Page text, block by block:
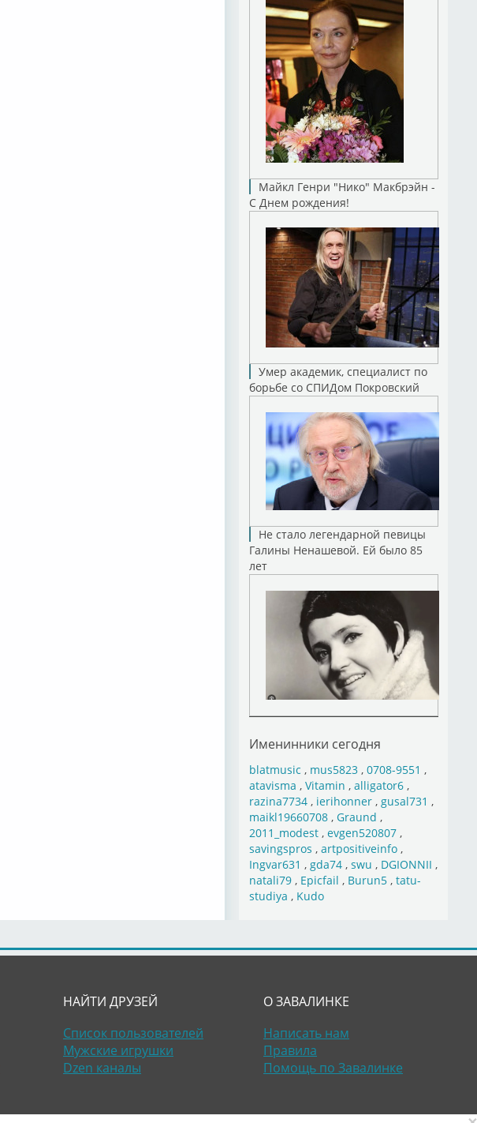
Майкл Генри "Нико" Макбрэйн -
С Днем рождения!
Умер академик, специалист по
борьбе со СПИДом Покровский
Не стало легендарной певицы
Галины Ненашевой. Ей было 85
лет
Именинники сегодня
blatmusic , mus5823, 0708-9551 ,
atavisma , Vitamin , alligator6,
razina7734, ierihonner, gusal731 ,
maikl19660708, Graund ,
2011_modest, evgen520807,
savingspros , artpositiveinfo,
Ingvar631 , gda74, swu , DGIONNII ,
natali79, Epicfail , Burun5, tatu-
studiya , Kudo
НАЙТИ ДРУЗЕЙ
Список пользователей
Мужские игрушки
Dzen каналы
О ЗАВАЛИНКЕ
Написать нам
Правила
Помощь по Завалинке